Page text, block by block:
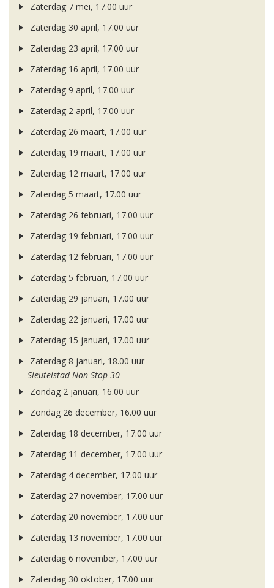
Zaterdag 7 mei, 17.00 uur
Zaterdag 30 april, 17.00 uur
Zaterdag 23 april, 17.00 uur
Zaterdag 16 april, 17.00 uur
Zaterdag 9 april, 17.00 uur
Zaterdag 2 april, 17.00 uur
Zaterdag 26 maart, 17.00 uur
Zaterdag 19 maart, 17.00 uur
Zaterdag 12 maart, 17.00 uur
Zaterdag 5 maart, 17.00 uur
Zaterdag 26 februari, 17.00 uur
Zaterdag 19 februari, 17.00 uur
Zaterdag 12 februari, 17.00 uur
Zaterdag 5 februari, 17.00 uur
Zaterdag 29 januari, 17.00 uur
Zaterdag 22 januari, 17.00 uur
Zaterdag 15 januari, 17.00 uur
Zaterdag 8 januari, 18.00 uur
Sleutelstad Non-Stop 30
Zondag 2 januari, 16.00 uur
Zondag 26 december, 16.00 uur
Zaterdag 18 december, 17.00 uur
Zaterdag 11 december, 17.00 uur
Zaterdag 4 december, 17.00 uur
Zaterdag 27 november, 17.00 uur
Zaterdag 20 november, 17.00 uur
Zaterdag 13 november, 17.00 uur
Zaterdag 6 november, 17.00 uur
Zaterdag 30 oktober, 17.00 uur